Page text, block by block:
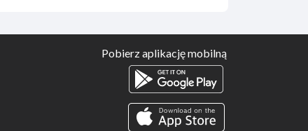
Pobierz aplikację mobilną